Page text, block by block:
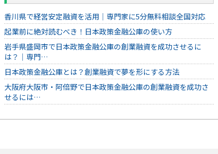
香川県で経営安定融資を活用｜専門家に5分無料相談全国対応
起業前に絶対読むべき！日本政策金融公庫の使い方
岩手県盛岡市で日本政策金融公庫の創業融資を成功させるに
は？｜専門…
日本政策金融公庫とは？創業融資で夢を形にする方法
大阪府大阪市・阿倍野で日本政策金融公庫の創業融資を成功さ
せるには…